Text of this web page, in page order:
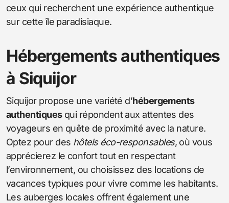
ceux qui recherchent une expérience authentique
sur cette île paradisiaque.
Hébergements authentiques
à Siquijor
Siquijor propose une variété d’hébergements
authentiquesqui répondent aux attentes des
voyageurs en quête de proximité avec la nature.
Optez pour des hôtels éco-responsables, où vous
apprécierez le confort tout en respectant
l’environnement, ou choisissez des locations de
vacances typiques pour vivre comme les habitants.
Les auberges locales offrent également une